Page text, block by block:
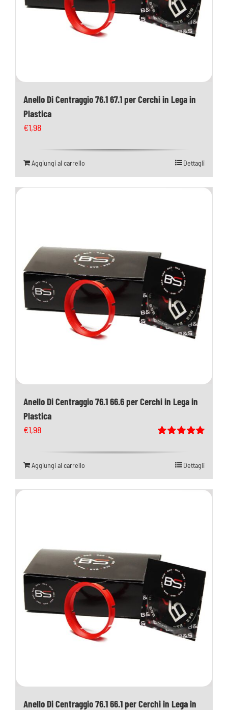
Anello Di Centraggio 76.1 67.1 per Cerchi in Lega in
Plastica
€1,98
Aggiungi al carrello Dettagli
Anello Di Centraggio 76.1 66.6 per Cerchi in Lega in
Plastica
5.00
€1,98
Aggiungi al carrello Dettagli
Anello Di Centraggio 76.1 66.1 per Cerchi in Lega in